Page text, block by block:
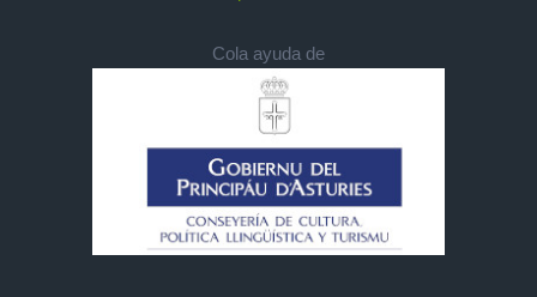
Cola ayuda de